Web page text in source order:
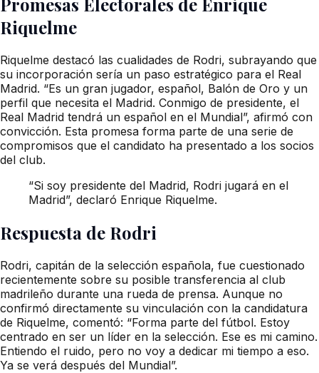
Riquelme
Riquelme destacó las cualidades de Rodri, subrayando que
su incorporación sería un paso estratégico para el Real
Madrid. “Es un gran jugador, español, Balón de Oro y un
perfil que necesita el Madrid. Conmigo de presidente, el
Real Madrid tendrá un español en el Mundial”, afirmó con
convicción. Esta promesa forma parte de una serie de
compromisos que el candidato ha presentado a los socios
del club.
“Si soy presidente del Madrid, Rodri jugará en el
Madrid”, declaró Enrique Riquelme.
Respuesta de Rodri
Rodri, capitán de la selección española, fue cuestionado
recientemente sobre su posible transferencia al club
madrileño durante una rueda de prensa. Aunque no
confirmó directamente su vinculación con la candidatura
de Riquelme, comentó: “Forma parte del fútbol. Estoy
centrado en ser un líder en la selección. Ese es mi camino.
Entiendo el ruido, pero no voy a dedicar mi tiempo a eso.
Ya se verá después del Mundial”.